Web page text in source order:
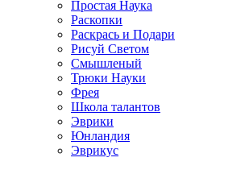
Простая Наука
Раскопки
Раскрась и Подари
Рисуй Светом
Смышленый
Трюки Науки
Фрея
Школа талантов
Эврики
Юнландия
Эврикус